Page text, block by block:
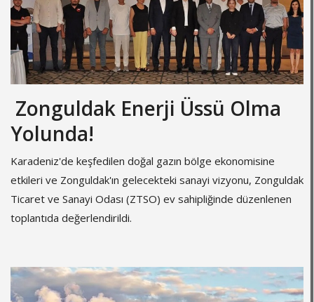
Zonguldak Enerji Üssü Olma
Yolunda!
Karadeniz'de keşfedilen doğal gazın bölge ekonomisine
etkileri ve Zonguldak'ın gelecekteki sanayi vizyonu, Zonguldak
Ticaret ve Sanayi Odası (ZTSO) ev sahipliğinde düzenlenen
toplantıda değerlendirildi.